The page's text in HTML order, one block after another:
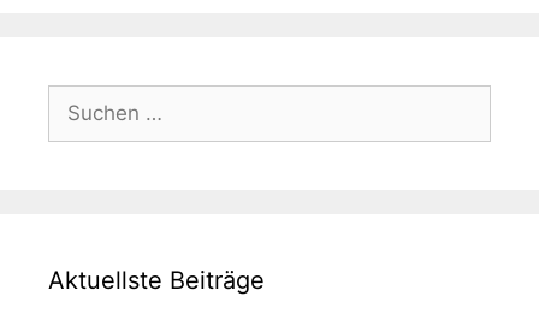
Suchen
nach:
Aktuellste Beiträge